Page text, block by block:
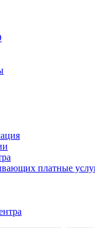
платные